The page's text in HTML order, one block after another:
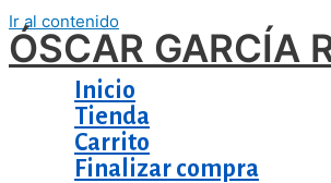
Ir al contenido
ÓSCAR GARCÍA
Inicio
Tienda
Carrito
Finalizar compra